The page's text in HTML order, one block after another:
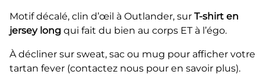
Motif décalé, clin d’œil à Outlander, sur T-shirt en
jersey long qui fait du bien au corps ET à l’égo.
À décliner sur sweat, sac ou mug pour afficher votre
tartan fever (contactez nous pour en savoir plus).